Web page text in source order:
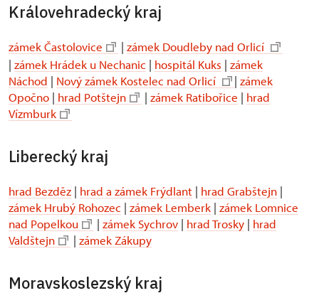
Královehradecký kraj
zámek Častolovice | zámek Doudleby nad Orlicí
| zámek Hrádek u Nechanic | hospitál Kuks | zámek
Náchod | Nový zámek Kostelec nad Orlicí | zámek
Opočno | hrad Potštejn | zámek Ratibořice | hrad
Vízmburk
Liberecký kraj
hrad Bezděz | hrad a zámek Frýdlant | hrad Grabštejn |
zámek Hrubý Rohozec | zámek Lemberk | zámek Lomnice
nad Popelkou
| zámek Sychrov | hrad Trosky | hrad
Valdštejn
| zámek Zákupy
Moravskoslezský kraj